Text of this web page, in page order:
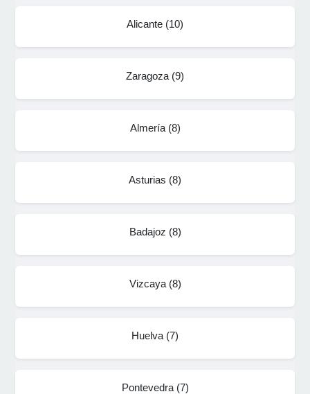
Alicante (10)
Zaragoza (9)
Almería(8)
Asturias (8)
Badajoz (8)
Vizcaya(8)
Huelva (7)
Pontevedra(7)